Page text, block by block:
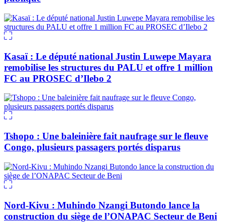
Kasaï : Le député national Justin Luwepe Mayara
remobilise les structures du PALU et offre 1 million
FC au PROSEC d’Ilebo 2
Tshopo : Une baleinière fait naufrage sur le fleuve
Congo, plusieurs passagers portés disparus
Nord-Kivu : Muhindo Nzangi Butondo lance la
construction du siège de l’ONAPAC Secteur de Beni